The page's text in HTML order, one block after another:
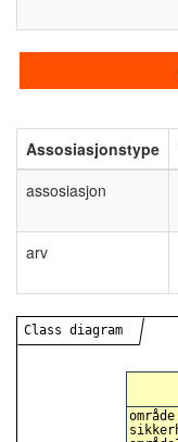
Assosiasjonstype
assosiasjon
arv